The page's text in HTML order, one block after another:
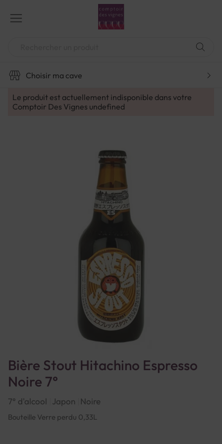
contenu
Choisir ma cave
Le produit est actuellement indisponible dans votre
Comptoir Des Vignes undefined
Bière Stout Hitachino Espresso
Noire 7°
7° d'alcool Japon Noire
Bouteille Verre perdu 0,33L